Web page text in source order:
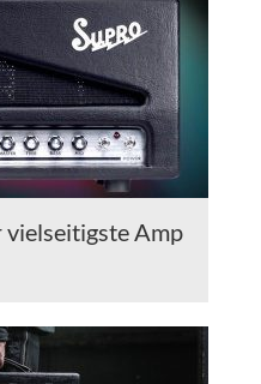
vielseitigste Amp